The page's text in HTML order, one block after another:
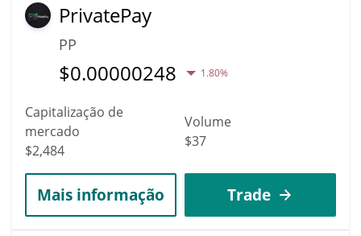
PrivatePay
PP
$0.00000248 1.80%
Capitalização de
mercado
$2,484
Volume
$37
Mais informação Trade